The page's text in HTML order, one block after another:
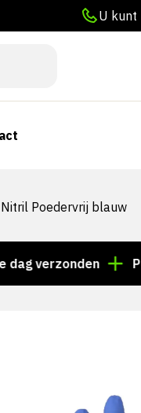
U kunt
Poedervrij blauw